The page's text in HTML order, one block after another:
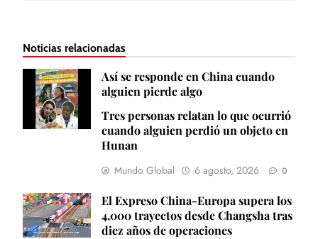
Noticias relacionadas
Así se responde en China cuando
alguien pierde algo
Tres personas relatan lo que ocurrió
cuando alguien perdió un objeto en
Hunan
Mundo Global 6 agosto, 2026 0
El Expreso China-Europa supera los
4,000 trayectos desde Changsha tras
diez años de operaciones